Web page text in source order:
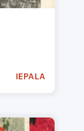
IEPALA